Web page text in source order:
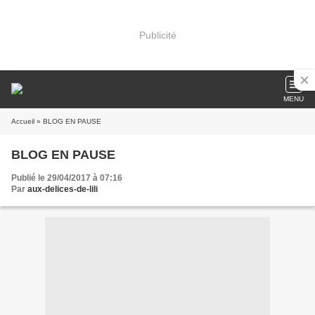
Publicité
MENU
Accueil » BLOG EN PAUSE
BLOG EN PAUSE
Publié le 29/04/2017 à 07:16
Par aux-delices-de-lili